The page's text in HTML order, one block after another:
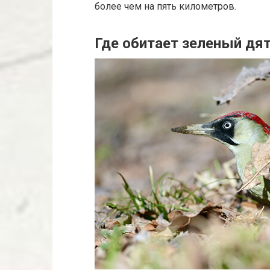
более чем на пять километров.
Где обитает зеленый